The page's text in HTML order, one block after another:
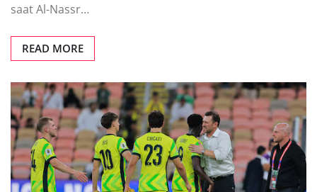
ѕааt Al-Nаѕѕr…
READ MORE